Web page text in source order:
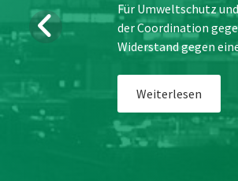
Für Umweltschutz
der Coordination
Widerstand gegen
Weiterlesen